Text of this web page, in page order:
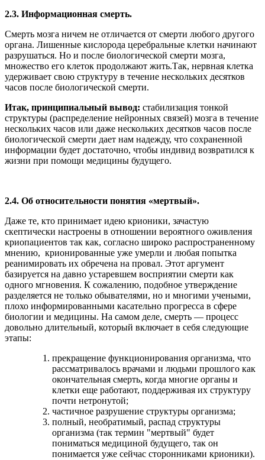
2.3. Информационная смерть.
Смерть мозга ничем не отличается от смерти любого другого
органа. Лишенные кислорода церебральные клетки начинают
разрушаться. Но и после биологической смерти мозга,
множество его клеток продолжают жить.Так, нервная клетка
удерживает свою структуру в течение нескольких десятков
часов после биологической смерти.
Итак, принципиальный вывод: стабилизация тонкой
структуры (распределение нейронных связей) мозга в течение
нескольких часов или даже нескольких десятков часов после
биологической смерти дает нам надежду, что сохраненной
информации будет достаточно, чтобы индивид возвратился к
жизни при помощи медицины будущего.
2.4. Об относительности понятия «мертвый».
Даже те, кто принимает идею крионики, зачастую
скептически настроены в отношении вероятного оживления
криопациентов так как, согласно широко распространенному
мнению, крионированные уже умерли и любая попытка
реанимировать их обречена на провал. Этот аргумент
базируется на давно устаревшем восприятии смерти как
одного мгновения. К сожалению, подобное утверждение
разделяется не только обывателями, но и многими учеными,
плохо информированными касательно прогресса в сфере
биологии и медицины. На самом деле, смерть — процесс
довольно длительный, который включает в себя следующие
этапы:
прекращение функционирования организма, что
рассматривалось врачами и людьми прошлого как
окончательная смерть, когда многие органы и
клетки еще работают, поддерживая их структуру
почти нетронутой;
частичное разрушение структуры организма;
полный, необратимый, распад структуры
организма (так термин "мертвый" будет
пониматься медициной будущего, так он
понимается уже сейчас сторонниками крионики).